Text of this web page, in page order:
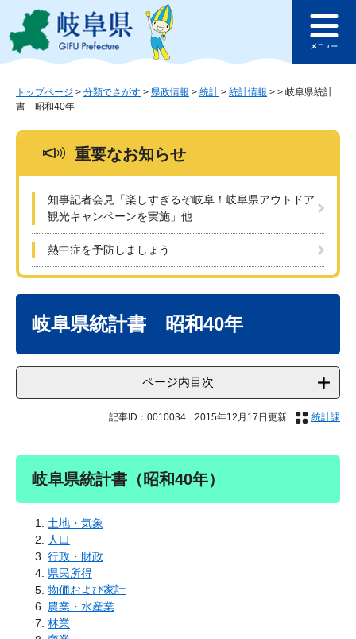
ジ
ュ
このページの本文へ
ュ
トップページ > 分類でさがす > 県政情報 > 統計 > 統計情報 > > 岐阜県統計
書 昭和40年
重要なお知らせ
知事記者会見「楽しすぎるぞ岐阜！岐阜県アウトドア
観光キャンペーンを実施」他
熱中症を予防しましょう
岐阜県統計書 昭和40年
ページ内目次
記事ID：0010034 2015年12月17日更新 統計課
岐阜県統計書（昭和40年）
土地・気象
人口
行政・財政
県民所得
物価および家計
農業・水産業
林業